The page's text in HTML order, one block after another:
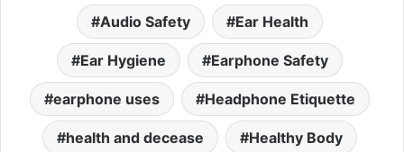
Audio Safety Ear Health
Ear Hygiene Earphone Safety
earphone uses Headphone Etiquette
health and decease Healthy Body